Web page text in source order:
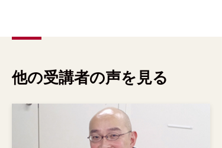
他の受講者の声を見る